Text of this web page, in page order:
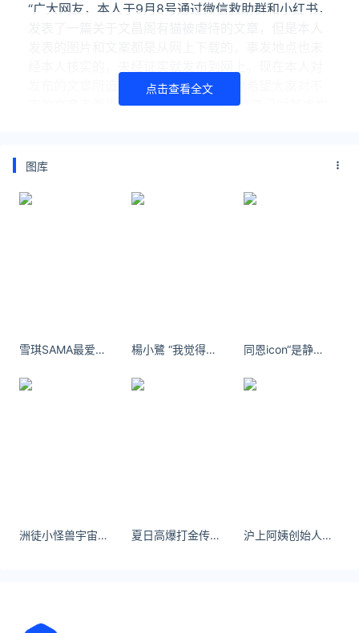
“广大网友，本人于9月8号通过微信救助群和小红书，
发布的文章所造成的影响深感后悔，也希望大家对不
实的文章不要再进行转发。”目前，廖某某已对其虚构
谣言发布人廖某某
友：在生活中发现故意伤害小动物的行为，请及时向
二审 李劼
三审 覃淋
外一辆车
保姆的一个疏忽，让自己的孩子脸上被缝了一百多
点击查看全文
图库
雪琪SAMA最爱的时间，最爱的你，相拥美丽的记忆。 楊小鷺 “我觉得你很像一个终生跋涉的香客， 同恩icon“是静谧宇宙里 故乡的回响”
洲徒小怪兽宇宙山河浪漫，人间点滴温暖，都值得我前进。 夏日高爆打金传奇广告素材700×400 沪上阿姨创始人周蓉蓉纽约的细雨缠绵，事情已悄然结束。